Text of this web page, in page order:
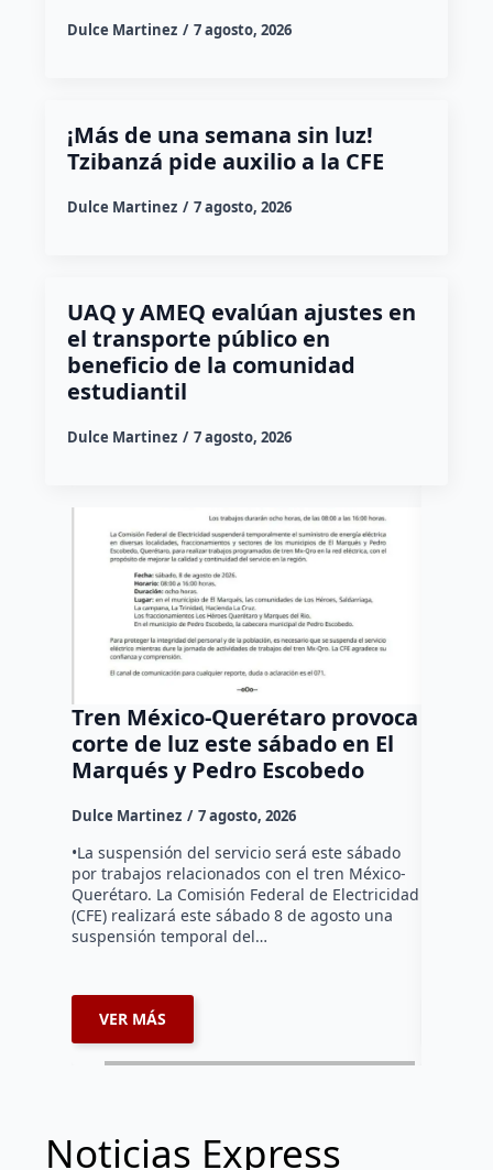
Dulce Martinez 7 agosto, 2026
¡Más de una semana sin luz!
Tzibanzá pide auxilio a la CFE
Dulce Martinez 7 agosto, 2026
UAQ y AMEQ evalúan ajustes en
el transporte público en
beneficio de la comunidad
estudiantil
Dulce Martinez 7 agosto, 2026
Tren México-Querétaro provoca
corte de luz este sábado en El
Marqués y Pedro Escobedo
Dulce Martinez 7 agosto, 2026
•La suspensión del servicio será este sábado
por trabajos relacionados con el tren México-
Querétaro. La Comisión Federal de Electricidad
(CFE) realizará este sábado 8 de agosto una
suspensión temporal del…
VER MÁS
Noticias Express